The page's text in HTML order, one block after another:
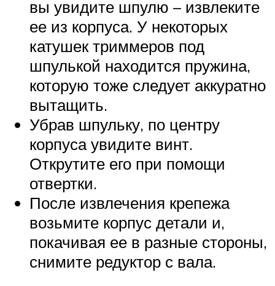
вы увидите шпулю – извлеките
ее из корпуса. У некоторых
катушек триммеров под
шпулькой находится пружина,
которую тоже следует аккуратно
вытащить.
Убрав шпульку, по центру
корпуса увидите винт.
Открутите его при помощи
отвертки.
После извлечения крепежа
возьмите корпус детали и,
покачивая ее в разные стороны,
снимите редуктор с вала.